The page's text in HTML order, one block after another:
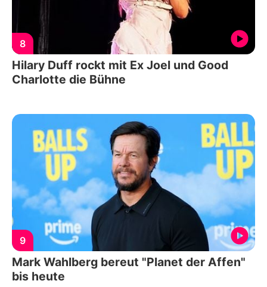
8
Hilary Duff rockt mit Ex Joel und Good
Charlotte die Bühne
9
Mark Wahlberg bereut "Planet der Affen"
bis heute